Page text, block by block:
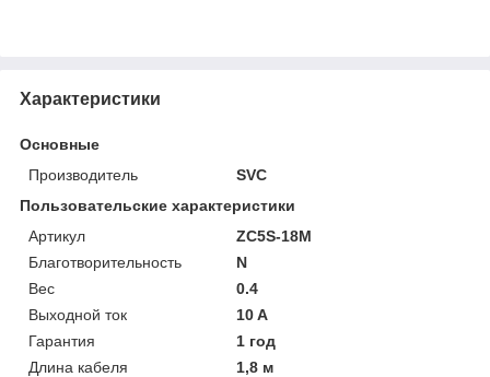
Характеристики
Основные
Производитель
SVC
Пользовательские характеристики
Артикул
ZC5S-18M
Благотворительность
N
Вес
0.4
Выходной ток
10 A
Гарантия
1 год
Длина кабеля
1,8 м